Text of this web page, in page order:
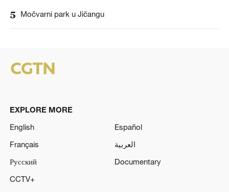
5 Močvarni park u Jičangu
EXPLORE MORE
English
Español
Français
العربية
Русский
Documentary
CCTV+